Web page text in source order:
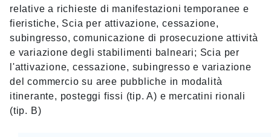
relative a richieste di manifestazioni temporanee e
fieristiche, Scia per attivazione, cessazione,
subingresso, comunicazione di prosecuzione attività
e variazione degli stabilimenti balneari; Scia per
l'attivazione, cessazione, subingresso e variazione
del commercio su aree pubbliche in modalità
itinerante, posteggi fissi (tip. A) e mercatini rionali
(tip. B)